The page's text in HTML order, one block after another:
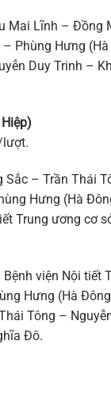
Mai Lĩnh – Đồng
Phùng Hưng
Duy Trinh –
lượt.
Sắc – Trần Thái
Hưng (Hà
Trung ương cơ
viện Nội tiết
Hưng (Hà
Tông –
Đô.